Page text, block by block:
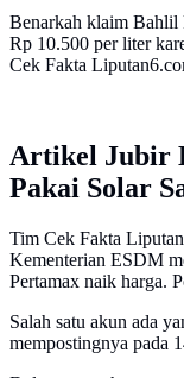
Benarkah klaim Bahlil
Rp 10.500 per liter
Cek Fakta
Artikel Jubir
Pakai Solar
Tim Cek Fakta
Kementerian ESDM
Pertamax naik harga.
Salah satu akun ada
mempostingnya pada